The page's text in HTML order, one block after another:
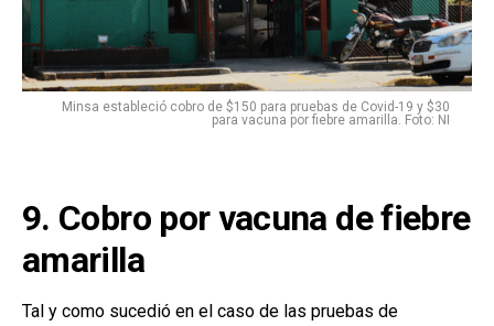
Minsa estableció cobro de $150 para pruebas de Covid-19 y $30
para vacuna por fiebre amarilla. Foto: NI
9. Cobro por vacuna de fiebre
amarilla
Tal y como sucedió en el caso de las pruebas de